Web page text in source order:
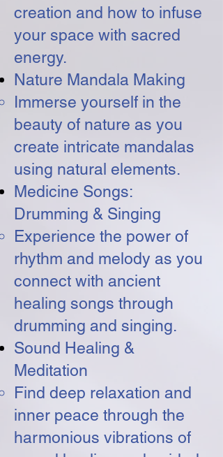
creation and how to infuse
your space with sacred
energy.
Nature Mandala Making
Immerse yourself in the
beauty of nature as you
create intricate mandalas
using natural elements.
Medicine Songs:
Drumming & Singing
Experience the power of
rhythm and melody as you
connect with ancient
healing songs through
drumming and singing.
Sound Healing &
Meditation
Find deep relaxation and
inner peace through the
harmonious vibrations of